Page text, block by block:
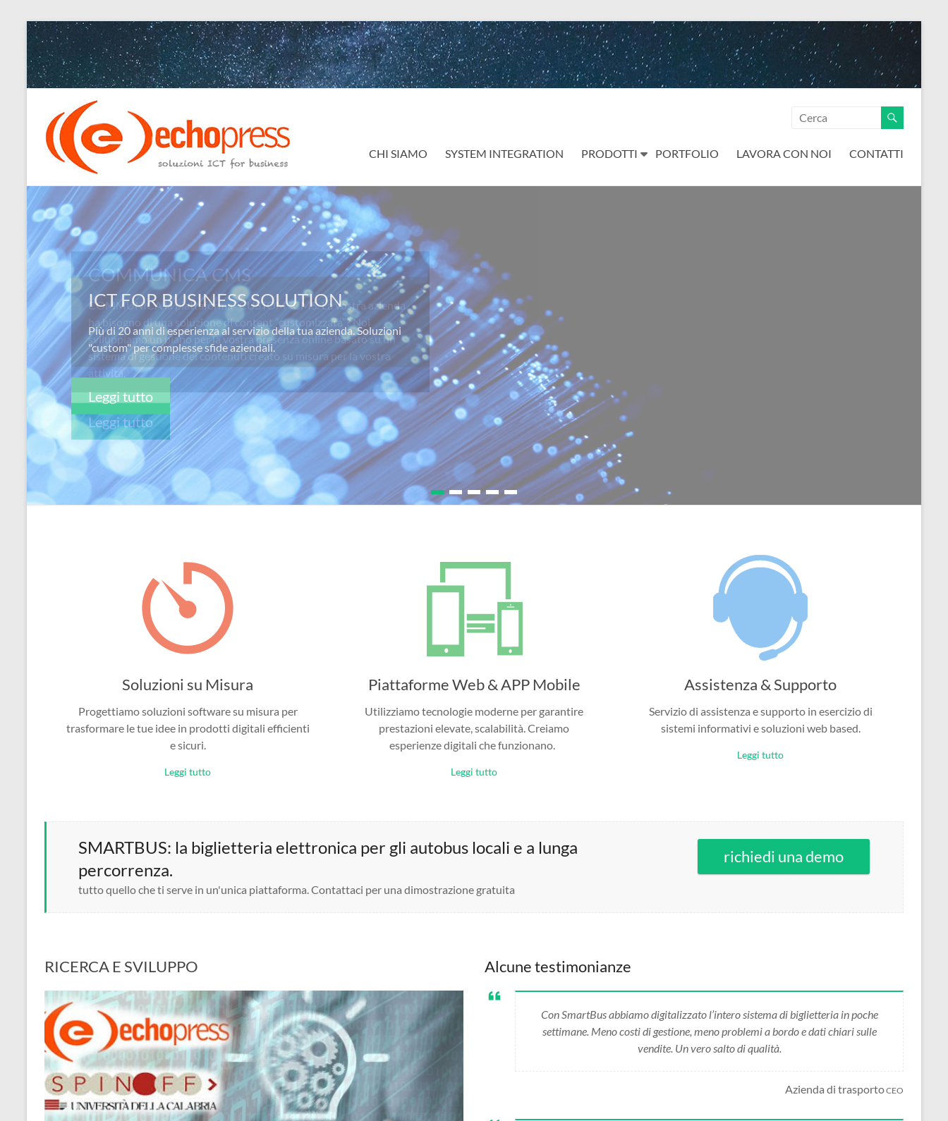
Salta
al
contenuto
Echopress
s.r.l.
soluzioni
ICT
for
business
Ingegneri
per
passione
CHI SIAMO SYSTEM INTEGRATION PRODOTTI PORTFOLIO LAVORA CON NOI CONTATTI
COMMUNICA CMS
COMMUNICA la piattaforma “CUSTOM” CMS: La vostra azienda
ha bisogno di una soluzione di content “customizzata”? Noi
sviluppiamo un piano per la vostra presenza online basato su un
sistema di gestione dei contenuti creato su misura per la vostra
attivitá.
Leggi tutto
Soluzioni su Misura
Progettiamo soluzioni software su misura per
trasformare le tue idee in prodotti digitali efficienti
e sicuri.
Leggi tutto
Piattaforme Web & APP Mobile
Utilizziamo tecnologie moderne per garantire
prestazioni elevate, scalabilità. Creiamo
esperienze digitali che funzionano.
Leggi tutto
Assistenza & Supporto
Servizio di assistenza e supporto in esercizio di
sistemi informativi e soluzioni web based.
Leggi tutto
SMARTBUS: la biglietteria elettronica per gli autobus locali e a lunga
percorrenza.
tutto quello che ti serve in un'unica piattaforma. Contattaci per una dimostrazione gratuita
richiedi una demo
RICERCA E SVILUPPO Alcune testimonianze
Con SmartBus abbiamo digitalizzato l’intero sistema di biglietteria in poche
settimane. Meno costi di gestione, meno problemi a bordo e dati chiari sulle
vendite. Un vero salto di qualità.
Azienda di trasportoCEO